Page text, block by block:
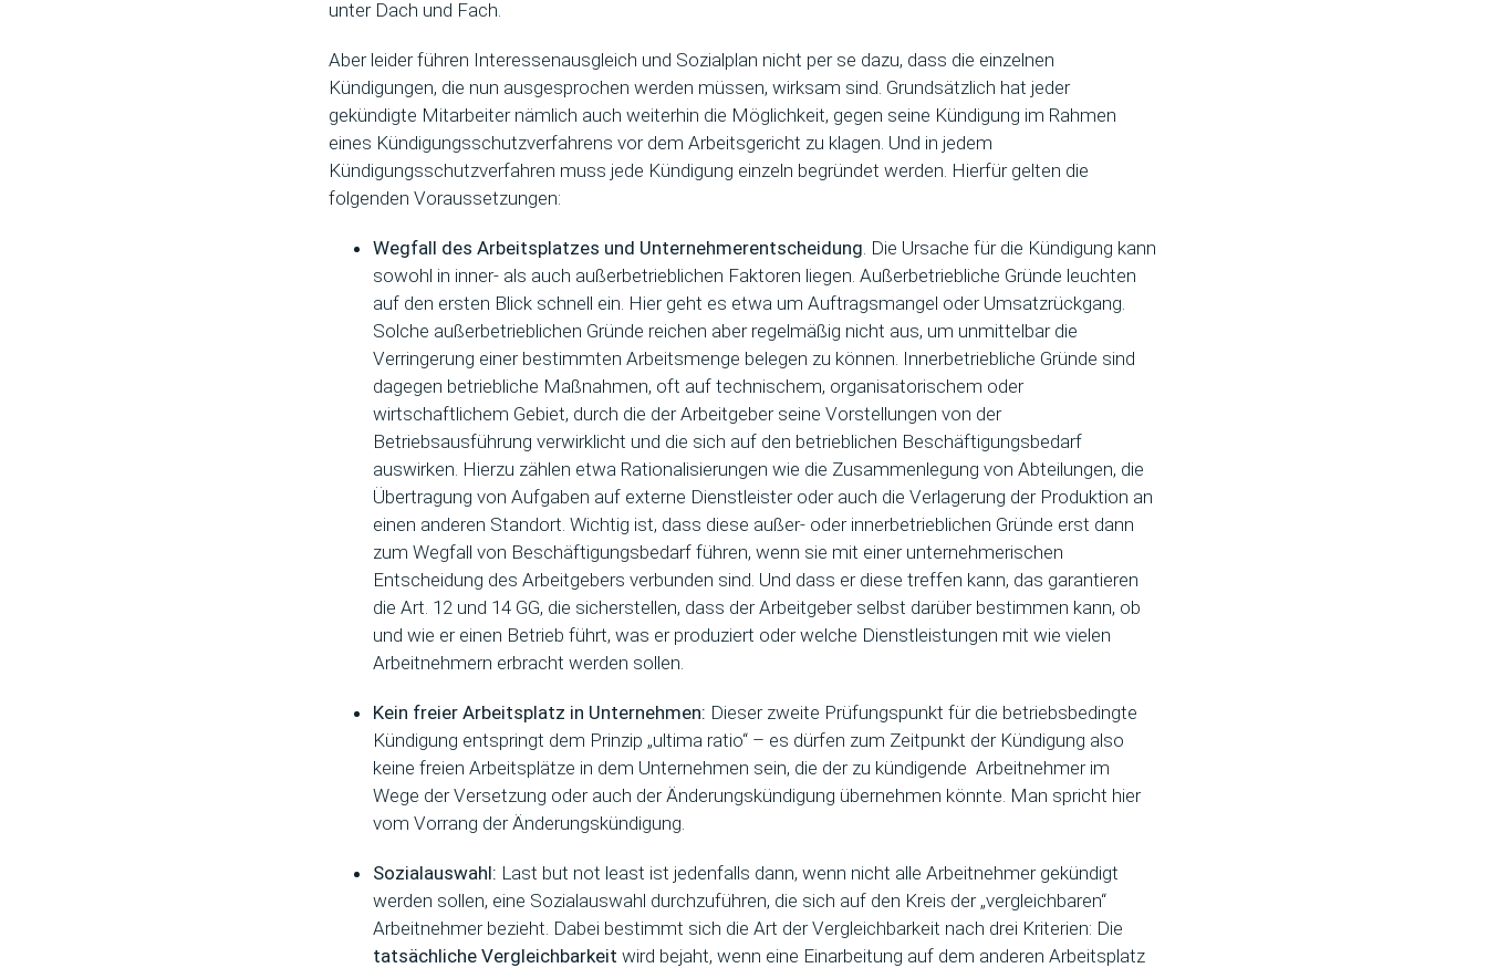
unter Dach und Fach.
Aber leider führen Interessenausgleich und Sozialplan nicht per se dazu, dass die einzelnen
Kündigungen, die nun ausgesprochen werden müssen, wirksam sind. Grundsätzlich hat jeder
gekündigte Mitarbeiter nämlich auch weiterhin die Möglichkeit, gegen seine Kündigung im Rahmen
eines Kündigungsschutzverfahrens vor dem Arbeitsgericht zu klagen. Und in jedem
Kündigungsschutzverfahren muss jede Kündigung einzeln begründet werden. Hierfür gelten die
folgenden Voraussetzungen:
Wegfall des Arbeitsplatzes und Unternehmerentscheidung. Die Ursache für die Kündigung kann
sowohl in inner- als auch außerbetrieblichen Faktoren liegen. Außerbetriebliche Gründe leuchten
auf den ersten Blick schnell ein. Hier geht es etwa um Auftragsmangel oder Umsatzrückgang.
Solche außerbetrieblichen Gründe reichen aber regelmäßig nicht aus, um unmittelbar die
Verringerung einer bestimmten Arbeitsmenge belegen zu können. Innerbetriebliche Gründe sind
dagegen betriebliche Maßnahmen, oft auf technischem, organisatorischem oder
wirtschaftlichem Gebiet, durch die der Arbeitgeber seine Vorstellungen von der
Betriebsausführung verwirklicht und die sich auf den betrieblichen Beschäftigungsbedarf
auswirken. Hierzu zählen etwa Rationalisierungen wie die Zusammenlegung von Abteilungen, die
Übertragung von Aufgaben auf externe Dienstleister oder auch die Verlagerung der Produktion an
einen anderen Standort. Wichtig ist, dass diese außer- oder innerbetrieblichen Gründe erst dann
zum Wegfall von Beschäftigungsbedarf führen, wenn sie mit einer unternehmerischen
Entscheidung des Arbeitgebers verbunden sind. Und dass er diese treffen kann, das garantieren
die Art. 12 und 14 GG, die sicherstellen, dass der Arbeitgeber selbst darüber bestimmen kann, ob
und wie er einen Betrieb führt, was er produziert oder welche Dienstleistungen mit wie vielen
Arbeitnehmern erbracht werden sollen.
Kein freier Arbeitsplatz in Unternehmen: Dieser zweite Prüfungspunkt für die betriebsbedingte
Kündigung entspringt dem Prinzip „ultima ratio“ – es dürfen zum Zeitpunkt der Kündigung also
keine freien Arbeitsplätze in dem Unternehmen sein, die der zu kündigende Arbeitnehmer im
Wege der Versetzung oder auch der Änderungskündigung übernehmen könnte. Man spricht hier
vom Vorrang der Änderungskündigung.
Sozialauswahl: Last but not least ist jedenfalls dann, wenn nicht alle Arbeitnehmer gekündigt
werden sollen, eine Sozialauswahl durchzuführen, die sich auf den Kreis der „vergleichbaren“
Arbeitnehmer bezieht. Dabei bestimmt sich die Art der Vergleichbarkeit nach drei Kriterien: Die
tatsächliche Vergleichbarkeit wird bejaht, wenn eine Einarbeitung auf dem anderen Arbeitsplatz